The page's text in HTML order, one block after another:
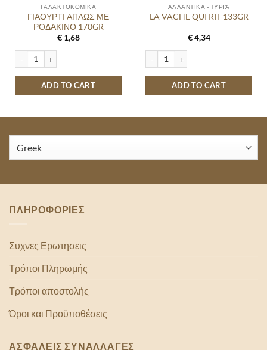
ΓΑΛΑΚΤΟΚΟΜΙΚΆ
ΓΙΑΟΥΡΤΙ ΑΠΛΩΣ ΜΕ
ΡΟΔΑΚΙΝΟ 170GR
€1,68
ΓΙΑΟΥΡΤΙ ΑΠΛΩΣ ΜΕ ΡΟΔΑΚΙΝΟ 170GR quantity
ADD TO CART
ΑΛΛΑΝΤΙΚΆ - ΤΥΡΙΆ
LA VACHE QUI RIT 133GR
€4,34
LA VACHE QUI RIT 133GR quantity
ADD TO CART
ΠΛΗΡΟΦΟΡΙΕΣ
Συχνες Ερωτησεις
Τρόποι Πληρωμής
Τρόποι αποστολής
Όροι και Προϋποθέσεις
ΑΣΦΑΛΕΙΣ ΣΥΝΑΛΛΑΓΕΣ